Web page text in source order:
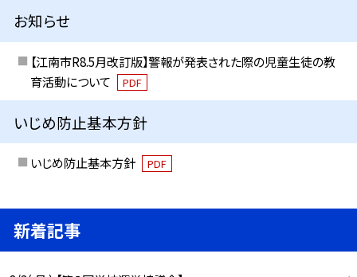
お知らせ
【江南市R8.5月改訂版】警報が発表された際の児童生徒の教
育活動について
PDF
いじめ防止基本方針
いじめ防止基本方針 PDF
新着記事